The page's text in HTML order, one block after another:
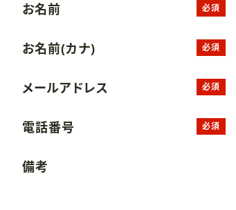
お名前 必須
お名前(カナ) 必須
メールアドレス 必須
電話番号 必須
備考